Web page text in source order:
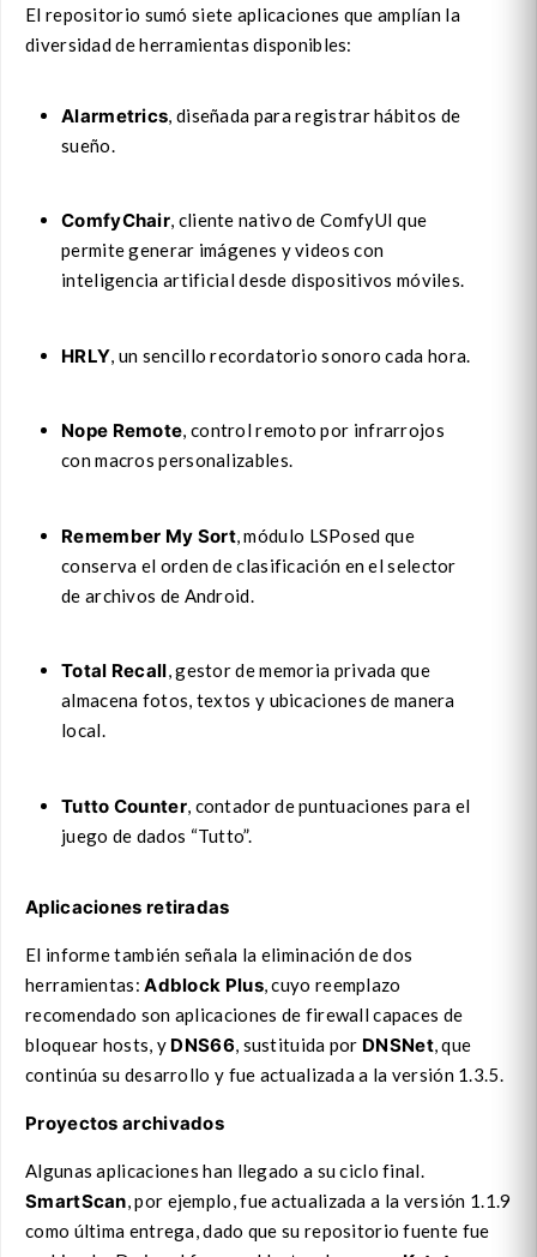
El repositorio sumó siete aplicaciones que amplían la
diversidad de herramientas disponibles:
Alarmetrics, diseñada para registrar hábitos de
sueño.
ComfyChair, cliente nativo de ComfyUI que
permite generar imágenes y videos con
inteligencia artificial desde dispositivos móviles.
HRLY, un sencillo recordatorio sonoro cada hora.
Nope Remote, control remoto por infrarrojos
con macros personalizables.
Remember My Sort, módulo LSPosed que
conserva el orden de clasificación en el selector
de archivos de Android.
Total Recall, gestor de memoria privada que
almacena fotos, textos y ubicaciones de manera
local.
Tutto Counter, contador de puntuaciones para el
juego de dados “Tutto”.
Aplicaciones retiradas
El informe también señala la eliminación de dos
herramientas: Adblock Plus, cuyo reemplazo
recomendado son aplicaciones de firewall capaces de
bloquear hosts, y DNS66 , sustituida por DNSNet, que
continúa su desarrollo y fue actualizada a la versión 1.3.5.
Proyectos archivados
Algunas aplicaciones han llegado a su ciclo final.
SmartScan , por ejemplo, fue actualizada a la versión 1.1.9
como última entrega, dado que su repositorio fuente fue